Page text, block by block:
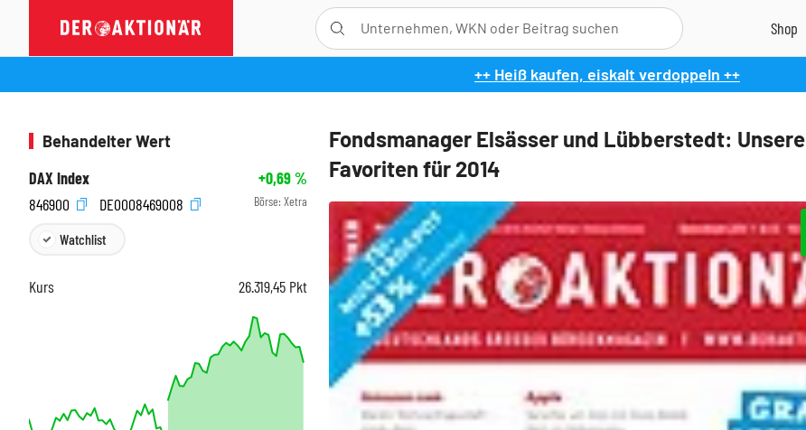
++ Heiß kaufen, eiskalt verdoppeln ++
Fondsmanager Elsässer und Lübberstedt: Unsere
Favoriten für 2014
Behandelter Wert
DAX Index
+0,69%
846900
DE0008469008 Börse: Xetra
Watchlist
Kurs 26.319,45 Pkt